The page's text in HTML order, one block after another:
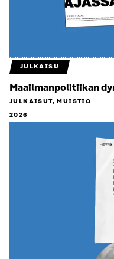
JULKAISU
Maailmanpolitiikan
JULKAISUT, MUISTIO
2026